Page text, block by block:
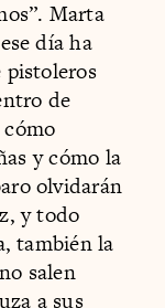
Marta
día ha
de
y cómo la
olvidarán
y todo
también la
salen
a sus